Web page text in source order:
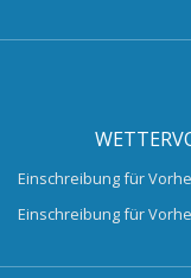
Einschreibung für
Einschreibung für